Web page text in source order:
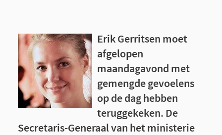
Erik Gerritsen moet
afgelopen
maandagavond met
gemengde gevoelens
op de dag hebben
teruggekeken. De
Secretaris-Generaal van het ministerie